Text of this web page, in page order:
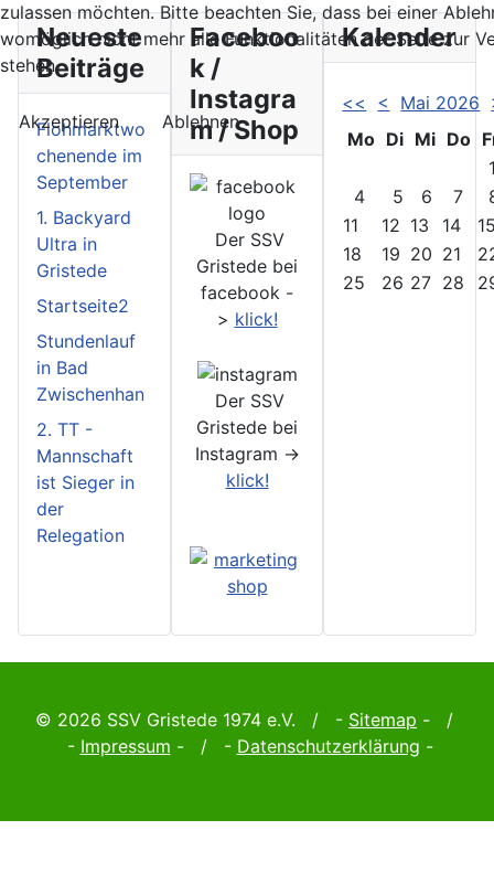
Neueste
Beiträge
Flohmarktwo
chenende im
September
1. Backyard
Ultra in
Gristede
Startseite2
Stundenlauf
in Bad
Zwischenhan
2. TT -
Mannschaft
ist Sieger in
der
Relegation
Faceboo
k /
Instagra
m / Shop
Der SSV
Gristede bei
facebook -
> klick!
Der SSV
Gristede bei
Instagram ->
klick!
Kalender
<< < Mai 2026
Mo Di Mi Do
4
5 6 7
11
12 13 14
18
19 20 21
25
26 27 28
© 2026 SSV Gristede 1974 e.V. / - Sitemap - /
- Impressum - / - Datenschutzerklärung -
zulassen möchten. Bitte beachten Sie, dass bei einer
womöglich nicht mehr alle Funktionalitäten der Seite zur
stehen.
Akzeptieren Ablehnen